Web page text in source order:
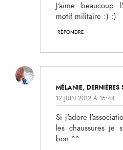
J'aime beaucoup
motif militaire :) :)
RÉPONDRE
MÉLANIE, DERNIÈRES
12 JUIN 2012 À 16:44
Si j'adore
les chaussures je
bon ^^